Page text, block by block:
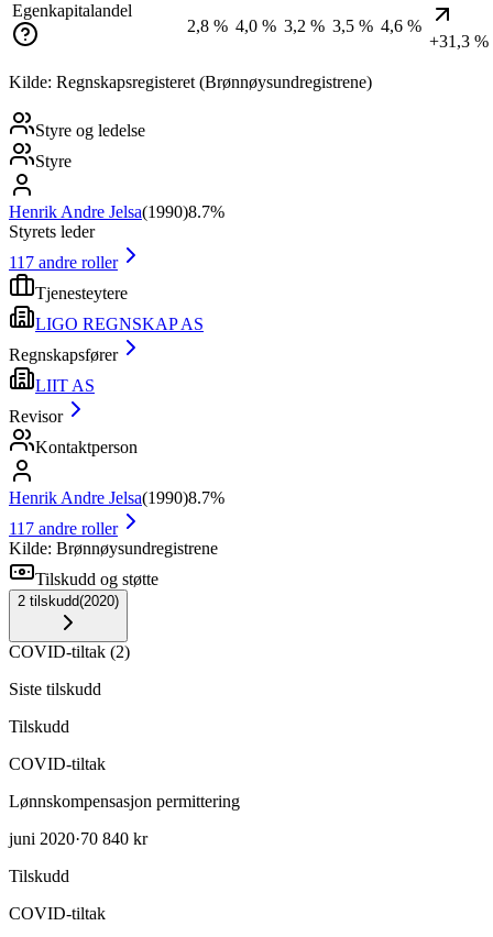
Egenkapitalandel
2,8 % 4,0 % 3,2 % 3,5 % 4,6 %
+31,3 %
Kilde: Regnskapsregisteret (Brønnøysundregistrene)
Styre og ledelse
Styre
Henrik Andre Jelsa(1990)8.7%
Styrets leder
117 andre roller
Tjenesteytere
LIGO REGNSKAP AS
Regnskapsfører
LIIT AS
Revisor
Kontaktperson
Henrik Andre Jelsa(1990)8.7%
117 andre roller
Kilde: Brønnøysundregistrene
Tilskudd og støtte
2 tilskudd(2020)
COVID-tiltak (2)
Siste tilskudd
Tilskudd
COVID-tiltak
Lønnskompensasjon permittering
juni 2020·70 840 kr
Tilskudd
COVID-tiltak